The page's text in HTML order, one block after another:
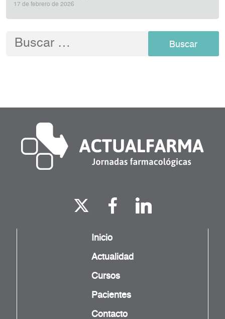
17 de febrero de 2026
Buscar:
Inicio
Actualidad
Cursos
Pacientes
Contacto